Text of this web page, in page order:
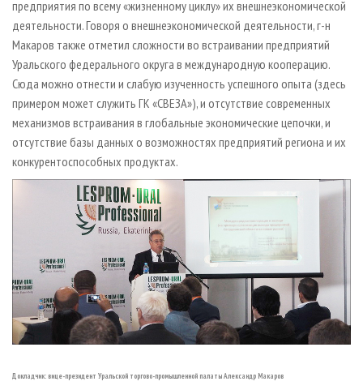
предприятия по всему «жизненному циклу» их внешнеэкономической
деятельности. Говоря о внешнеэкономической деятельности, г-н
Макаров также отметил сложности во встраивании предприятий
Уральского федерального округа в международную кооперацию.
Сюда можно отнести и слабую изученность успешного опыта (здесь
примером может служить ГК «СВЕЗА»), и отсутствие современных
механизмов встраивания в глобальные экономические цепочки, и
отсутствие базы данных о возможностях предприятий региона и их
конкурентоспособных продуктах.
Докладчик: вице-президент Уральской торгово-промышленной палаты Александр Макаров